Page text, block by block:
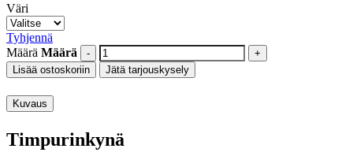
Väri
Tyhjennä
Määrä Määrä
Lisää ostoskoriin Jätä tarjouskysely
Kuvaus
Timpurinkynä